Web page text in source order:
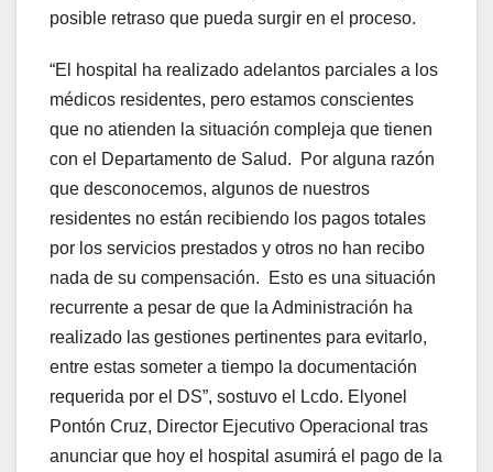
posible retraso que pueda surgir en el proceso.
“El hospital ha realizado adelantos parciales a los
médicos residentes, pero estamos conscientes
que no atienden la situación compleja que tienen
con el Departamento de Salud. Por alguna razón
que desconocemos, algunos de nuestros
residentes no están recibiendo los pagos totales
por los servicios prestados y otros no han recibo
nada de su compensación. Esto es una situación
recurrente a pesar de que la Administración ha
realizado las gestiones pertinentes para evitarlo,
entre estas someter a tiempo la documentación
requerida por el DS”, sostuvo el Lcdo. Elyonel
Pontón Cruz, Director Ejecutivo Operacional tras
anunciar que hoy el hospital asumirá el pago de la